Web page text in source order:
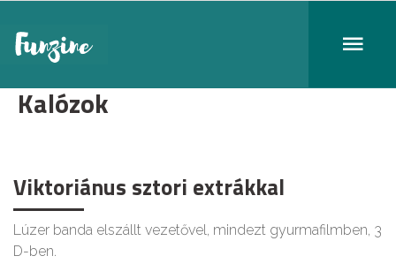
Kalózok
Viktoriánus sztori extrákkal
Lúzer banda elszállt vezetővel, mindezt gyurmafilmben, 3
D-ben.